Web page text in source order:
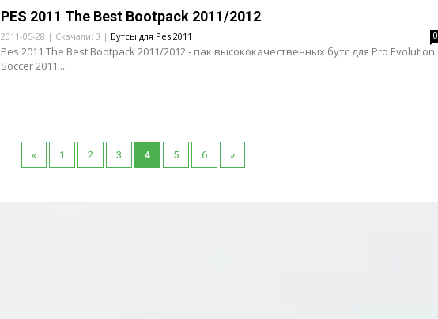
PES 2011 The Best Bootpack 2011/2012
2011-05-28 | Скачали: 3 | Бутсы для Pes 2011 0
Pes 2011 The Best Bootpack 2011/2012 - пак высококачественных бутс для Pro Evolution
Soccer 2011....
« 1 2 3 4 5 6 »